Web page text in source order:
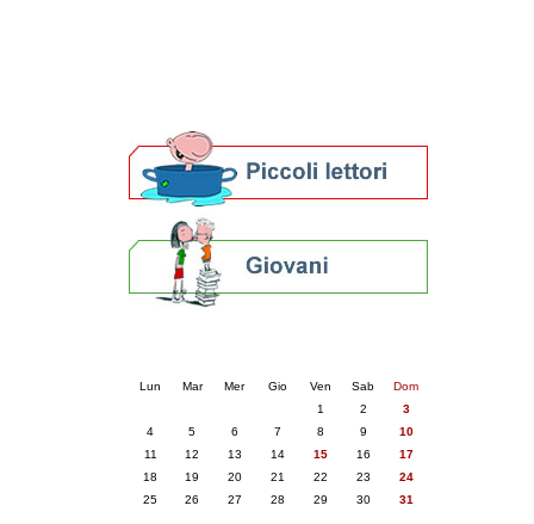
Lun Mar Mer Gio Ven Sab
Dom
1
2
3
4
5 6 7 8 9
10
11
12 13 14 15 16
17
18
19 20 21 22 23
24
25
26 27 28 29 30 31